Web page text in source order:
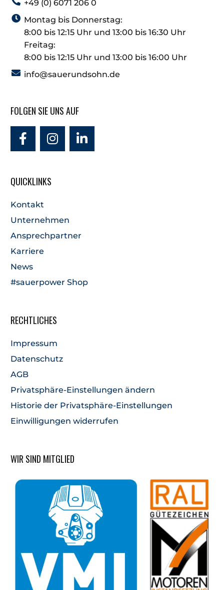
+49 (0) 6071 206 0
Montag bis Donnerstag:
8:00 bis 12:15 Uhr und 13:00 bis 16:30 Uhr
Freitag:
8:00 bis 12:15 Uhr und 13:00 bis 16:00 Uhr
info@sauerundsohn.de
FOLGEN SIE UNS AUF
QUICKLINKS
Kontakt
Unternehmen
Ansprechpartner
Karriere
News
#sauerpower Shop
RECHTLICHES
Impressum
Datenschutz
AGB
Privatsphäre-Einstellungen ändern
Historie der Privatsphäre-Einstellungen
Einwilligungen widerrufen
WIR SIND MITGLIED